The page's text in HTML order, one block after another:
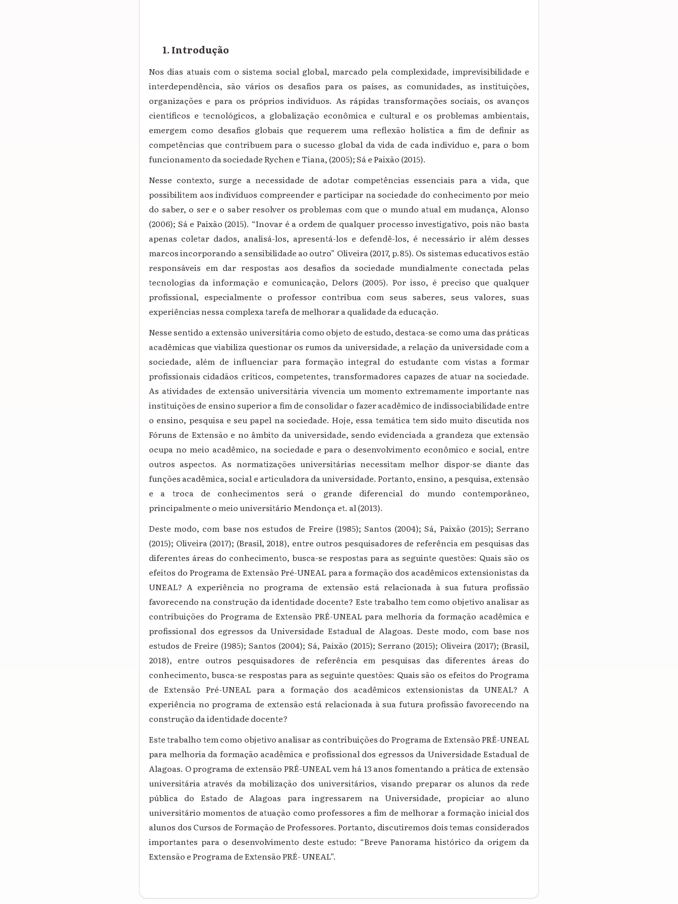
1. Introdução
Nos dias atuais com o sistema social global, marcado pela complexidade, imprevisibilidade e
interdependência, são vários os desafios para os países, as comunidades, as instituições,
organizações e para os próprios indivíduos. As rápidas transformações sociais, os avanços
científicos e tecnológicos, a globalização econômica e cultural e os problemas ambientais,
emergem como desafios globais que requerem uma reflexão holística a fim de definir as
competências que contribuem para o sucesso global da vida de cada indivíduo e, para o bom
funcionamento da sociedade Rychen e Tiana, (2005); Sá e Paixão (2015).
Nesse contexto, surge a necessidade de adotar competências essenciais para a vida, que
possibilitem aos indivíduos compreender e participar na sociedade do conhecimento por meio
do saber, o ser e o saber resolver os problemas com que o mundo atual em mudança, Alonso
(2006); Sá e Paixão (2015). “Inovar é a ordem de qualquer processo investigativo, pois não basta
apenas coletar dados, analisá-los, apresentá-los e defendê-los, é necessário ir além desses
marcos incorporando a sensibilidade ao outro” Oliveira (2017, p.85). Os sistemas educativos estão
responsáveis em dar respostas aos desafios da sociedade mundialmente conectada pelas
tecnologias da informação e comunicação, Delors (2005). Por isso, é preciso que qualquer
profissional, especialmente o professor contribua com seus saberes, seus valores, suas
experiências nessa complexa tarefa de melhorar a qualidade da educação.
Nesse sentido a extensão universitária como objeto de estudo, destaca-se como uma das práticas
acadêmicas que viabiliza questionar os rumos da universidade, a relação da universidade com a
sociedade, além de influenciar para formação integral do estudante com vistas a formar
profissionais cidadãos críticos, competentes, transformadores capazes de atuar na sociedade.
As atividades de extensão universitária vivencia um momento extremamente importante nas
instituições de ensino superior a fim de consolidar o fazer acadêmico de indissociabilidade entre
o ensino, pesquisa e seu papel na sociedade. Hoje, essa temática tem sido muito discutida nos
Fóruns de Extensão e no âmbito da universidade, sendo evidenciada a grandeza que extensão
ocupa no meio acadêmico, na sociedade e para o desenvolvimento econômico e social, entre
outros aspectos. As normatizações universitárias necessitam melhor dispor-se diante das
funções acadêmica, social e articuladora da universidade. Portanto, ensino, a pesquisa, extensão
e a troca de conhecimentos será o grande diferencial do mundo contemporâneo,
principalmente o meio universitário Mendonça et. al (2013).
Deste modo, com base nos estudos de Freire (1985); Santos (2004); Sá, Paixão (2015); Serrano
(2015); Oliveira (2017); (Brasil, 2018), entre outros pesquisadores de referência em pesquisas das
diferentes áreas do conhecimento, busca-se respostas para as seguinte questões: Quais são os
efeitos do Programa de Extensão Pré-UNEAL para a formação dos acadêmicos extensionistas da
UNEAL? A experiência no programa de extensão está relacionada à sua futura profissão
favorecendo na construção da identidade docente? Este trabalho tem como objetivo analisar as
contribuições do Programa de Extensão PRÉ-UNEAL paramelhoria da formação acadêmica e
profissional dos egressos da Universidade Estadual de Alagoas. Deste modo, com base nos
estudos de Freire (1985); Santos (2004); Sá, Paixão (2015); Serrano (2015); Oliveira (2017); (Brasil,
2018), entre outros pesquisadores de referência em pesquisas das diferentes áreas do
conhecimento, busca-se respostas para as seguinte questões: Quais são os efeitos do Programa
de Extensão Pré-UNEAL para a formação dos acadêmicos extensionistas da UNEAL? A
experiência no programa de extensão está relacionada à sua futura profissão favorecendo na
construção da identidade docente?
Este trabalho tem como objetivo analisar as contribuições do Programa de Extensão PRÉ-UNEAL
para melhoria da formação acadêmica e profissional dos egressos da Universidade Estadual de
Alagoas. O programa de extensão PRÉ-UNEALvemhá 13 anosfomentando a prática de extensão
universitária através da mobilização dos universitários, visando preparar os alunos da rede
pública do Estado de Alagoas para ingressarem na Universidade, propiciar ao aluno
universitário momentos de atuação como professores a fim de melhorar a formação inicial dos
alunos dos Cursos de Formação de Professores. Portanto, discutiremos dois temas considerados
importantes para o desenvolvimento deste estudo: “Breve Panorama histórico da origem da
Extensão e Programa de Extensão PRÉ- UNEAL”.